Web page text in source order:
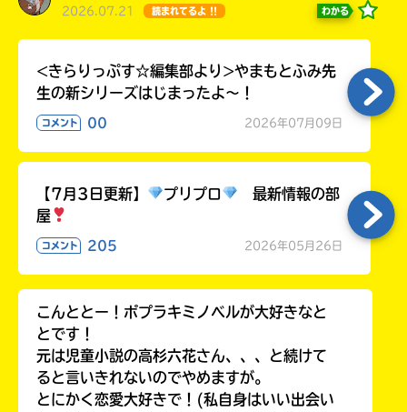
2026.07.21 読まれてるよ !! わかる
<きらりっぷす☆編集部より>やまもとふみ先
生の新シリーズはじまったよ～！
コメント 00 2026年07月09日
【7月3日更新】 プリプロ
最新情報の部
屋
コメント 205 2026年05月26日
こんととー！ポプラキミノベルが大好きなと
とです！
元は児童小説の高杉六花さん、、、と続けて
ると言いきれないのでやめますが。
とにかく恋愛大好きで！(私自身はいい出会い
い
し
て
ね
戻